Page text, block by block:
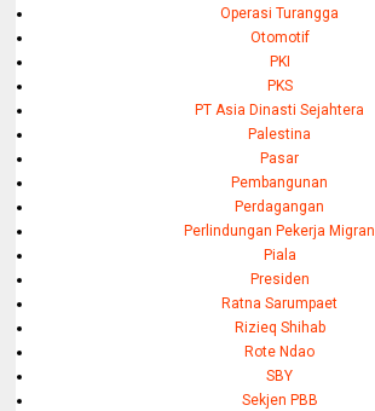
Operasi Turangga
Otomotif
PKI
PKS
PT Asia Dinasti Sejahtera
Palestina
Pasar
Pembangunan
Perdagangan
Perlindungan Pekerja Migran
Piala
Presiden
Ratna Sarumpaet
Rizieq Shihab
Rote Ndao
SBY
Sekjen PBB